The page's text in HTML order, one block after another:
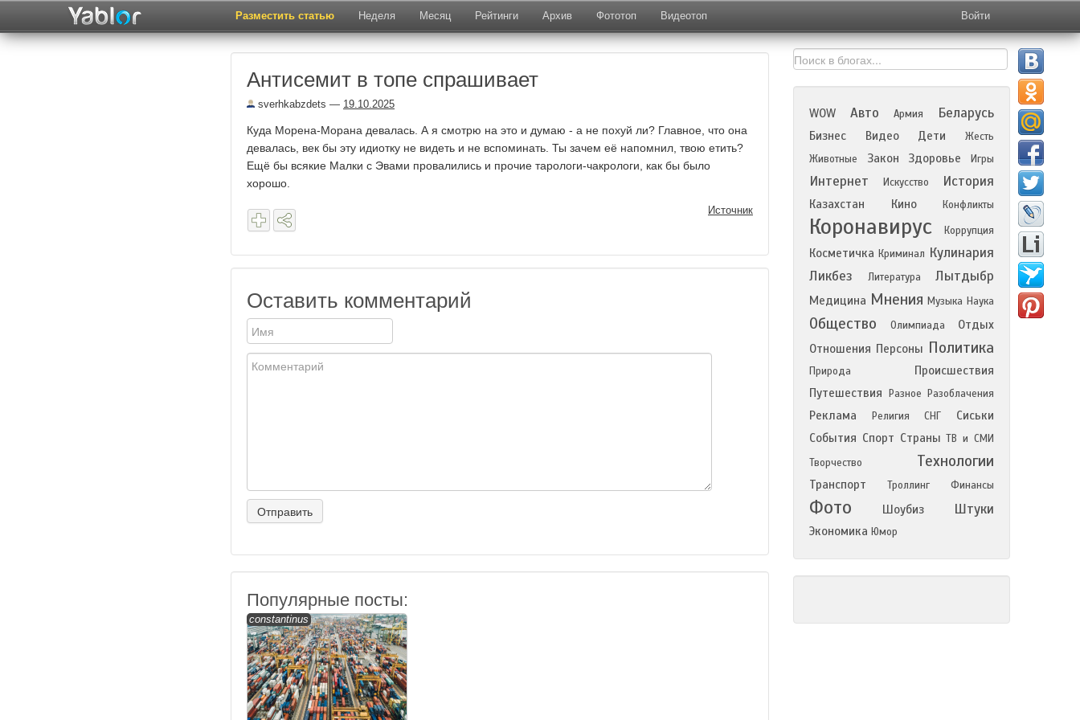
Разместить статью Неделя Месяц Рейтинги Архив Фототоп Видеотоп Войти
Антисемит в топе спрашивает
sverhkabzdets — 19.10.2025
Куда Морена-Морана девалась. А я смотрю на это и думаю - а не похуй ли? Главное, что она
девалась, век бы эту идиотку не видеть и не вспоминать. Ты зачем её напомнил, твою етить?
Ещё бы всякие Малки с Эвами провалились и прочие тарологи-чакрологи, как бы было
хорошо.
Источник
Оставить комментарий
Популярные посты:
constantinus
WOW Авто Армия Беларусь
Бизнес Видео Дети
Жесть
Животные
Закон Здоровье Игры
Интернет Искусство История
Казахстан Кино Конфликты
Коронавирус Коррупция
Косметичка Криминал Кулинария
Ликбез
Литература Лытдыбр
Медицина Мнения Музыка Наука
Общество Олимпиада
Отдых
Отношения Персоны Политика
Природа
Происшествия
Путешествия
Разное Разоблачения
Реклама Религия СНГ
Сиськи
События Спорт Страны ТВ и СМИ
Творчество
Технологии
Транспорт Троллинг Финансы
Фото Шоубиз Штуки
Экономика Юмор